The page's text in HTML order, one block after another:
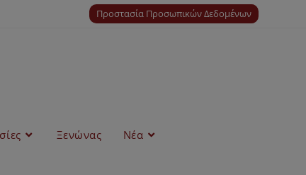
Προστασία Προσωπικών Δεδομένων
Ξενώνας Νέα